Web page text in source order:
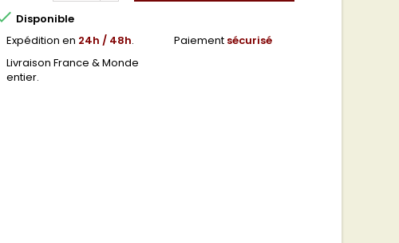
Disponible
Expédition en 24h / 48h.
Livraison France & Monde
entier.
Paiement sécurisé